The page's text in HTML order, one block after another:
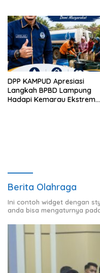
DPP KAMPUD Apresiasi
Langkah BPBD Lampung
Hadapi Kemarau Ekstrem
Berita Olahraga
Ini contoh widget dengan
anda bisa mengaturnya